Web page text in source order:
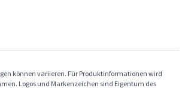
können variieren. Für Produktinformationen wird
Logos und Markenzeichen sind Eigentum des